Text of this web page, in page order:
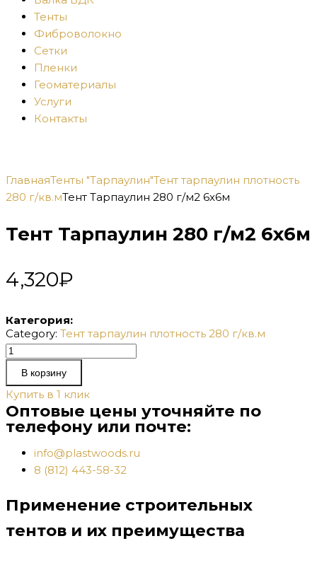
Тенты
Фиброволокно
Сетки
Пленки
Геоматериалы
Услуги
Контакты
ГлавнаяТенты "Тарпаулин"Тент тарпаулин плотность
280 г/кв.мТент Тарпаулин 280 г/м2 6х6м
Тент Тарпаулин 280 г/м2 6х6м
4,320₽
Категория:
Category: Тент тарпаулин плотность 280 г/кв.м
Количество
товара
Тент
Тарпаулин
280
г/
6х6м
В корзину
Купить в 1 клик
Оптовые цены уточняйте по
телефону или почте:
info@plastwoods.ru
8 (812) 443-58-32
Применение строительных
тентов и их преимущества